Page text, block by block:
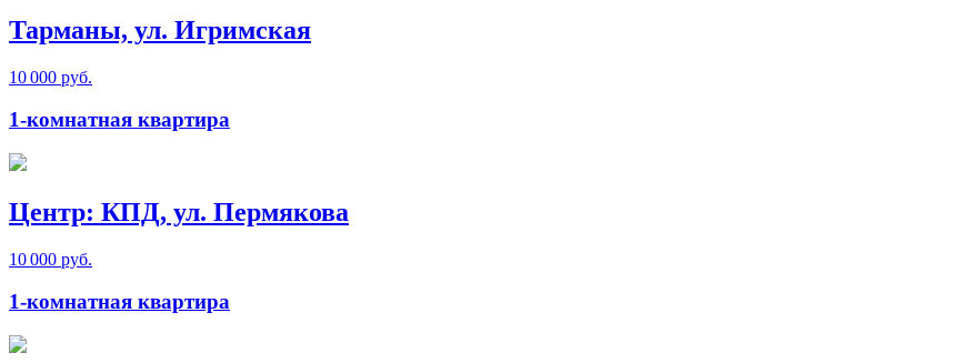
Тарманы, ул. Игримская
10 000 руб.
1-комнатная квартира
Центр: КПД, ул. Пермякова
10 000 руб.
1-комнатная квартира